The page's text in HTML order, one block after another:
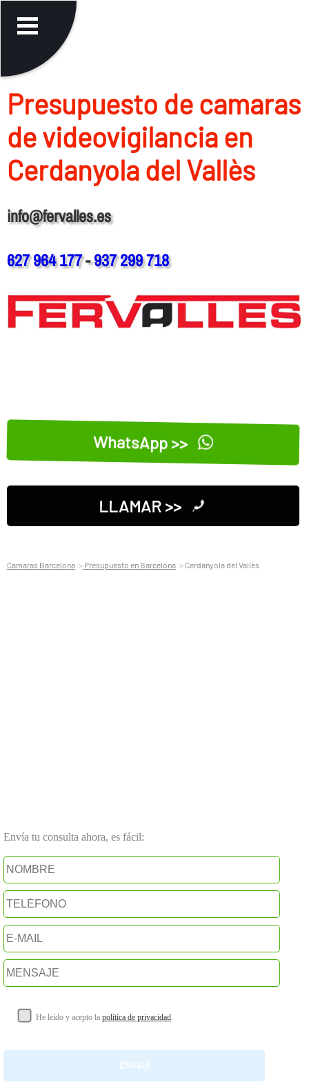
Presupuesto de camaras
de videovigilancia en
Cerdanyola del Vallès
info@fervalles.es
627 964 177-937 299 718
WhatsApp >>
LLAMAR >>
Camaras Barcelona Presupuesto en Barcelona Cerdanyola del Vallès
Envía tu consulta ahora, es fácil:
He leído y acepto la política de privacidad.